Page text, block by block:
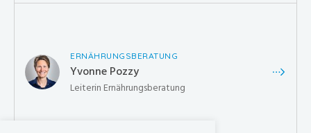
ERNÄHRUNGSBERATUNG
Yvonne Pozzy
Leiterin Ernährungsberatung